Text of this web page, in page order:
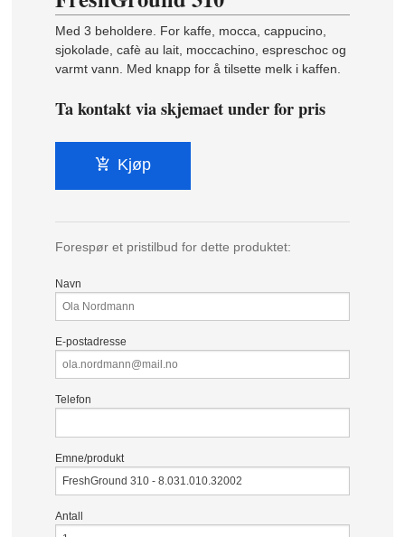
Med 3 beholdere. For kaffe, mocca, cappucino,
sjokolade, cafè au lait, moccachino, espreschoc og
varmt vann. Med knapp for å tilsette melk i kaffen.
Ta kontakt via skjemaet under for pris
Kjøp
Forespør et pristilbud for dette produktet:
Navn
E-postadresse
Telefon
Emne/produkt
Antall